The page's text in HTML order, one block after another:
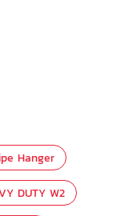
Hanger
DUTY W2